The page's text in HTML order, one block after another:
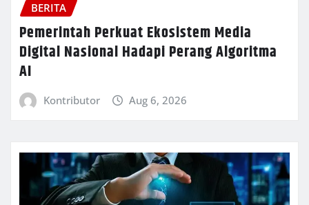
BERITA
Pemerintah Perkuat Ekosistem Media
Digital Nasional Hadapi Perang Algoritma
AI
Kontributor Aug 6, 2026